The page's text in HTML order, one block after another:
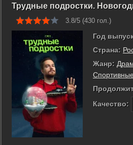
Трудные подростки.
3.8/5 (430 гол.)
Год
Страна:
Жанр:
Качество: